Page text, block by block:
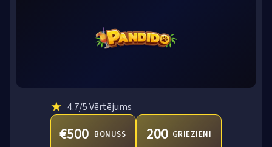
★ 4.7/5 Vērtējums
€500 BONUSS 200 GRIEZIENI